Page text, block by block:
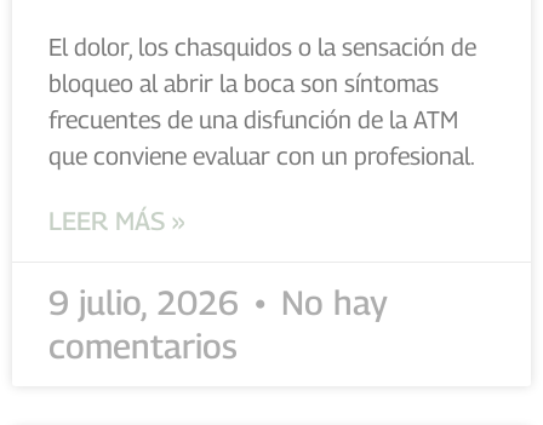
El dolor, los chasquidos o la sensación de
bloqueo al abrir la boca son síntomas
frecuentes de una disfunción de la ATM
que conviene evaluar con un profesional.
LEER MÁS »
9 julio, 2026
No hay
comentarios